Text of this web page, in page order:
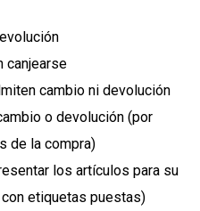
canjearse
cambio ni devolución
o devolución (por
de la compra)
los artículos para su
etiquetas puestas)